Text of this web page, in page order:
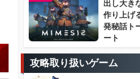
出し大き
作り上げ
発秘話ト
ート
攻略取り扱いゲーム